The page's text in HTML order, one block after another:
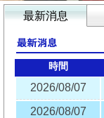
最新消息
時間
2026/08/07
2026/08/07